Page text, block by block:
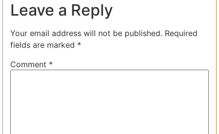
Leave a Reply
Your email address will not be published. Required
fields are marked *
Comment *